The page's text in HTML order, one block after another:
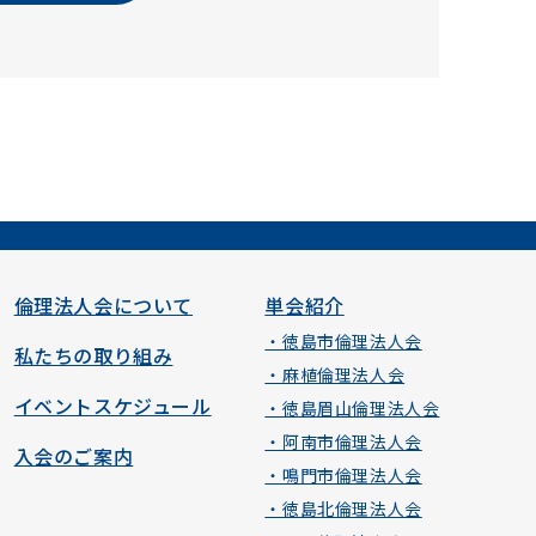
倫理法人会について
私たちの取り組み
イベントスケジュール
入会のご案内
単会紹介
・徳島市倫理法人会
・麻植倫理法人会
・徳島眉山倫理法人会
・阿南市倫理法人会
・鳴門市倫理法人会
・徳島北倫理法人会